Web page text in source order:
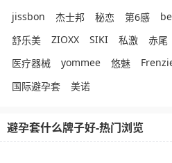
jissbon
杰士邦 秘恋 第6感
舒乐美
ZIOXX SIKI 私激 赤尾
医疗器械
yommee 悠魅
国际避孕套
美诺
避孕套什么牌子好-热门浏览